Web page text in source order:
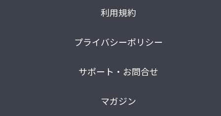
利用規約
プライバシーポリシー
サポート・お問合せ
マガジン